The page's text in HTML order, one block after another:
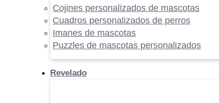
Cojines personalizados de mascotas
Cuadros personalizados de perros
Imanes de mascotas
Puzzles de mascotas personalizados
Revelado